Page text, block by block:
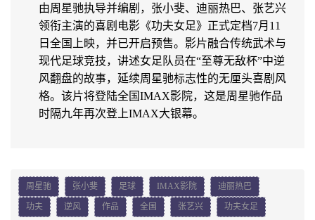
由周星驰执导并编剧，张小斐、迪丽热巴、张艺兴
领衔主演的喜剧电影《功夫女足》正式定档7月11
日全国上映，并已开启预售。影片融合传统武术与
现代足球竞技，讲述女足队员在“至尊无敌杯”中逆
风翻盘的故事，延续周星驰标志性的无厘头喜剧风
格。该片将登陆全国IMAX影院，这是周星驰作品
时隔九年再次登上IMAX大银幕。
周星驰 张小斐 足球 IMAX影院 迪丽热巴
功夫 逆风 作品 全国 张艺兴 功夫女足